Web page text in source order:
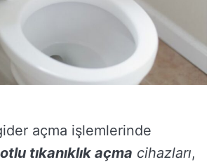
açma işlemlerinde
tıkanıklık açma cihazları,